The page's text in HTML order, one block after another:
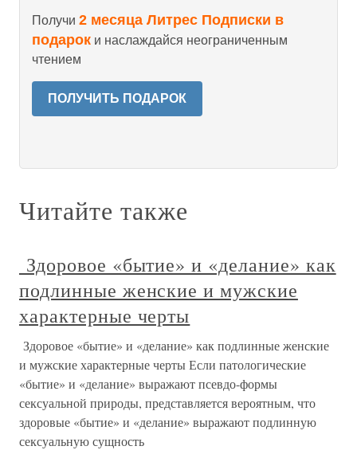
Получи 2 месяца Литрес Подписки в
подарок и наслаждайся неограниченным
чтением
ПОЛУЧИТЬ ПОДАРОК
Читайте также
Здоровое «бытие» и «делание» как
подлинные женские и мужские
характерные черты
Здоровое «бытие» и «делание» как подлинные женские
и мужские характерные черты Если патологические
«бытие» и «делание» выражают псевдо-формы
сексуальной природы, представляется вероятным, что
здоровые «бытие» и «делание» выражают подлинную
сексуальную сущность